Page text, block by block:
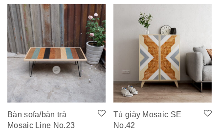
Bàn sofa/bàn trà
Mosaic Line No.23
Tủ giày Mosaic SE
No.42